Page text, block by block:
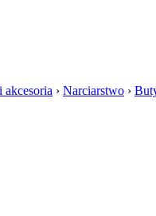
akcesoria › Narciarstwo ›